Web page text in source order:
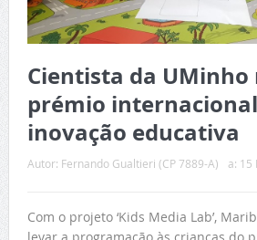
Cientista da UMinho
prémio
inovação educativa
Autor: Fernando Gualtieri (CP 7889-A) a: 15
Com o projeto ‘Kids Media Lab’,